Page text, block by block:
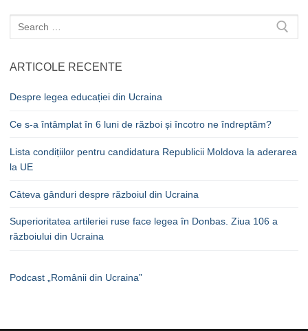
Caută
după:
ARTICOLE RECENTE
Despre legea educației din Ucraina
Ce s-a întâmplat în 6 luni de război și încotro ne îndreptăm?
Lista condițiilor pentru candidatura Republicii Moldova la aderarea
la UE
Câteva gânduri despre războiul din Ucraina
Superioritatea artileriei ruse face legea în Donbas. Ziua 106 a
războiului din Ucraina
Podcast „Românii din Ucraina”